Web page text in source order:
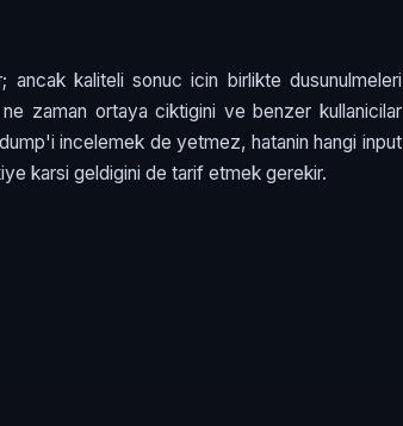
kaliteli sonuc icin birlikte dusunulmeleri
zaman ortaya ciktigini ve benzer kullanicilar
incelemek de yetmez, hatanin hangi input
karsi geldigini de tarif etmek gerekir.